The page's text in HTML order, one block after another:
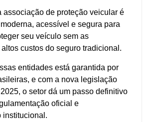
associação de proteção veicular é
acessível e segura para
seu veículo sem as
custos do seguro tradicional.
entidades está garantida por
, e com a nova legislação
, o setor dá um passo definitivo
oficial e
institucional.